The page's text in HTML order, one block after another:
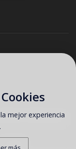
y celebraciones
Contact
mejor experiencia